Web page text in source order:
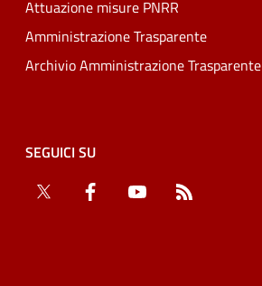
Attuazione misure PNRR
Amministrazione Trasparente
Archivio Amministrazione Trasparente
SEGUICI SU
Twitter
Facebook YouTube